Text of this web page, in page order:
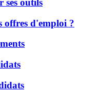
ses outils
offres d'emploi ?